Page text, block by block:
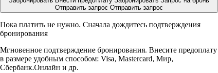
Отправить запрос Отправить запрос
Пока платить не нужно. Сначала дождитесь подтверждения
бронирования
Мгновенное подтверждение бронирования. Внесите предоплату
в размере удобным способом: Visa, Mastercard, Мир,
Сбербанк.Онлайн и др.